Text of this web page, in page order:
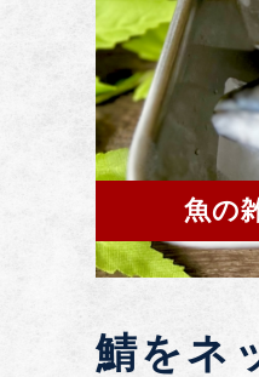
魚の
鯖をネ